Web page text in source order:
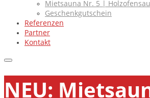
Mietsauna Nr. 5 |
Geschenkgutschein
Referenzen
Partner
Kontakt
NEU: